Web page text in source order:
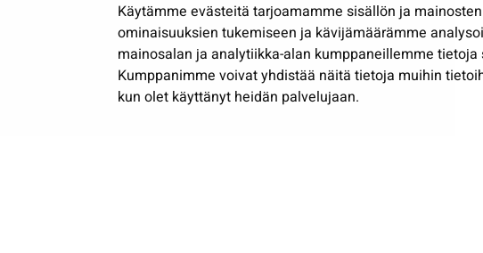
Käytämme evästeitä tarjoamamme sisällön ja
ominaisuuksien tukemiseen ja kävijämäärämme
mainosalan ja analytiikka-alan kumppaneillemme
Kumppanimme voivat yhdistää näitä tietoja muihin
kun olet käyttänyt heidän palvelujaan.